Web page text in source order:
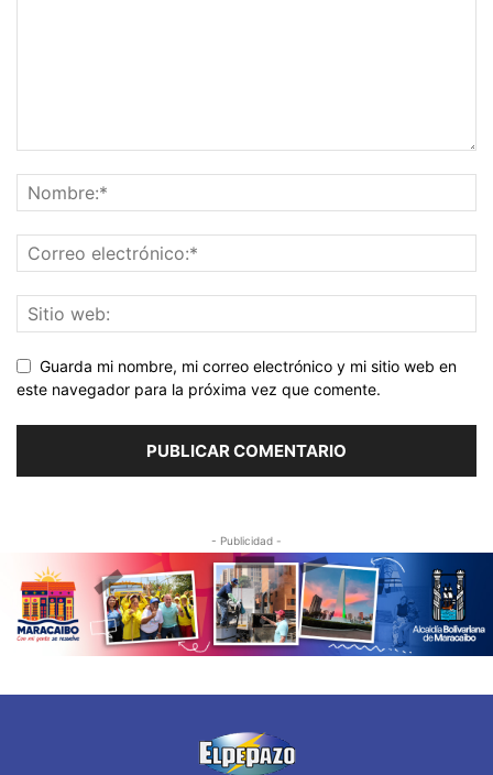
Guarda mi nombre, mi correo electrónico y mi sitio web en
este navegador para la próxima vez que comente.
- Publicidad -